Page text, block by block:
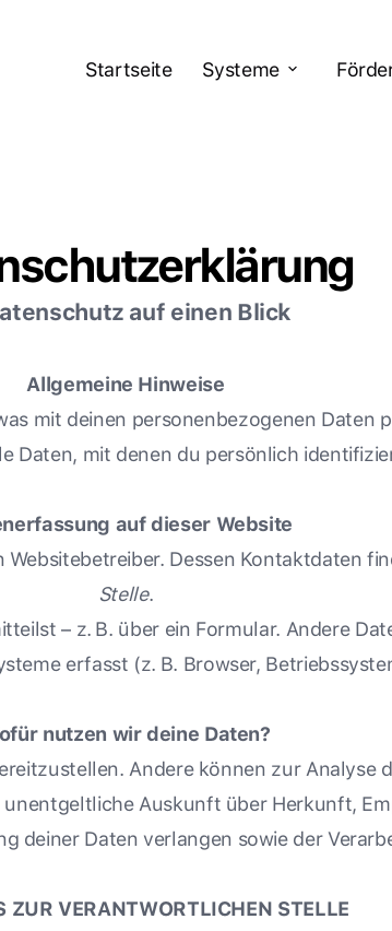
Startseite Systeme
auf einen Blick
Allgemeine Hinweise
mit deinen personenbezogenen Daten
Daten, mit denen du persönlich
auf dieser Website
Dessen Kontaktdaten
Stelle.
– z. B. über ein Formular. Andere
erfasst (z. B. Browser,
nutzen wir deine Daten?
Andere können zur Analyse
Auskunft über Herkunft,
deiner Daten verlangen sowie der
ZUR VERANTWORTLICHEN STELLE